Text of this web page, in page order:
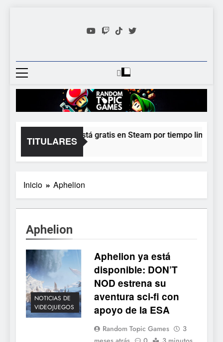
Random
Games
Videojuego Favorito
TITULARES
Moonlighter está gratis en Steam por tiempo limitado
1 Día Atrás
Inicio Aphelion
Aphelion
NOTICIAS DE
VIDEOJUEGOS
Aphelion ya está
disponible: DON’T
NOD estrena su
aventura sci-fi con
apoyo de la ESA
Random Topic Games
3